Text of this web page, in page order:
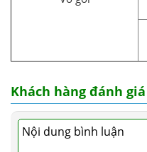
Khách hàng đánh giá